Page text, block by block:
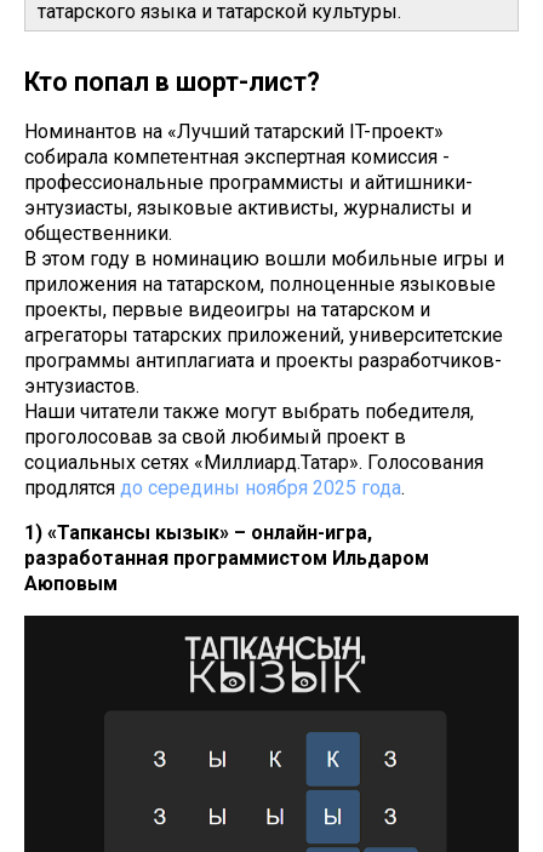
татарского языка и татарской культуры.
Кто попал в шорт-лист?
Номинантов на «Лучший татарский IT-проект»
собирала компетентная экспертная комиссия -
профессиональные программисты и айтишники-
энтузиасты, языковые активисты, журналисты и
общественники.
В этом году в номинацию вошли мобильные игры и
приложения на татарском, полноценные языковые
проекты, первые видеоигры на татарском и
агрегаторы татарских приложений, университетские
программы антиплагиата и проекты разработчиков-
энтузиастов.
Наши читатели также могут выбрать победителя,
проголосовав за свой любимый проект в
социальных сетях «Миллиард.Татар». Голосования
продлятся до середины ноября 2025 года.
1) «Тапкансың кызык» – онлайн-игра,
разработанная программистом Ильдаром
Аюповым